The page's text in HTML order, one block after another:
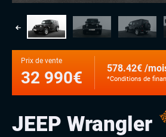
Prix de vente
32 990€ 578.42€ /
*Conditions de
JEEP Wrangler